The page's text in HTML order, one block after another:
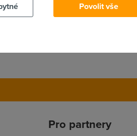
Pro partnery
Povolit vše